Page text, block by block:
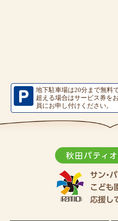
地下駐車場は20分まで無料
超える場合はサービス券を
員にお申し付けください。